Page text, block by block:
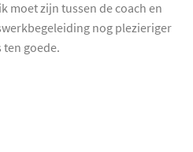
moet zijn tussen de coach en
nog plezieriger
goede.